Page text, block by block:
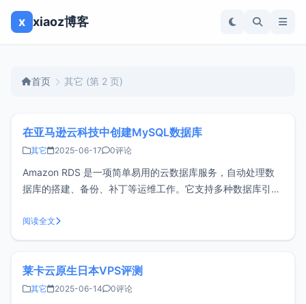
x xiaoz博客
首页 其它 (第 2 页)
在亚马逊云科技中创建MySQL数据库
其它 2025-06-17 0评论
Amazon RDS 是一项简单易用的云数据库服务，自动处理数
据库的搭建、备份、补丁等运维工作。它支持多种数据库引擎
（如多可用区、读写优化）和成本控制方案，帮助用户轻松管
理数据库。这篇文章将介绍如何在亚马逊云科技中创建
阅读全文
莱卡云原生日本VPS评测
其它 2025-06-14 0评论